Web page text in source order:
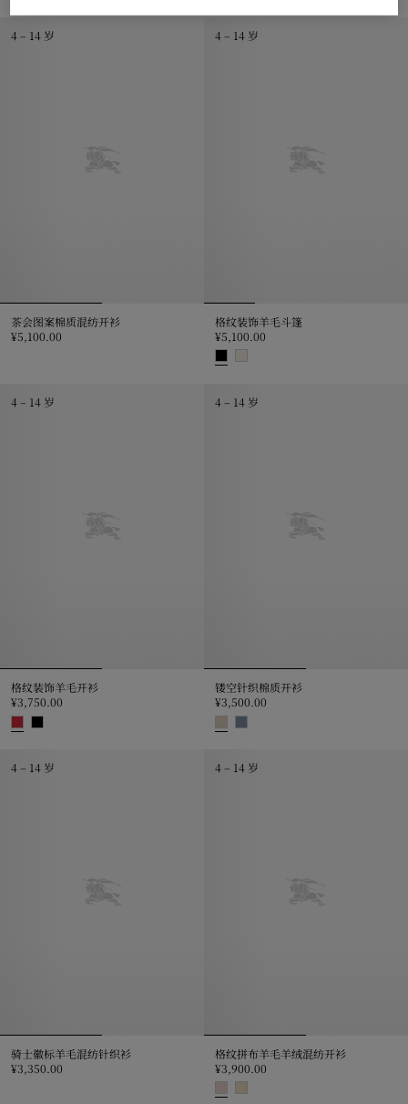
4 – 14 岁
茶会图案棉质混纺开衫
¥5,100.00
4 – 14 岁
格纹装饰羊毛斗篷
¥5,100.00
4 – 14 岁
格纹装饰羊毛开衫
¥3,750.00
4 – 14 岁
镂空针织棉质开衫
¥3,500.00
4 – 14 岁
骑士徽标羊毛混纺针织衫
¥3,350.00
4 – 14 岁
格纹拼布羊毛羊绒混纺开衫
¥3,900.00